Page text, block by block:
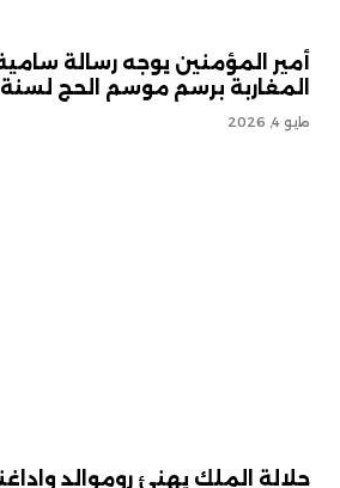
أمير المؤمنين يوجه رسالة
المغاربة برسم موسم الحج لسنة 1447 هجرية
مايو 4, 2026
جلالة الملك يهنئ روموالد